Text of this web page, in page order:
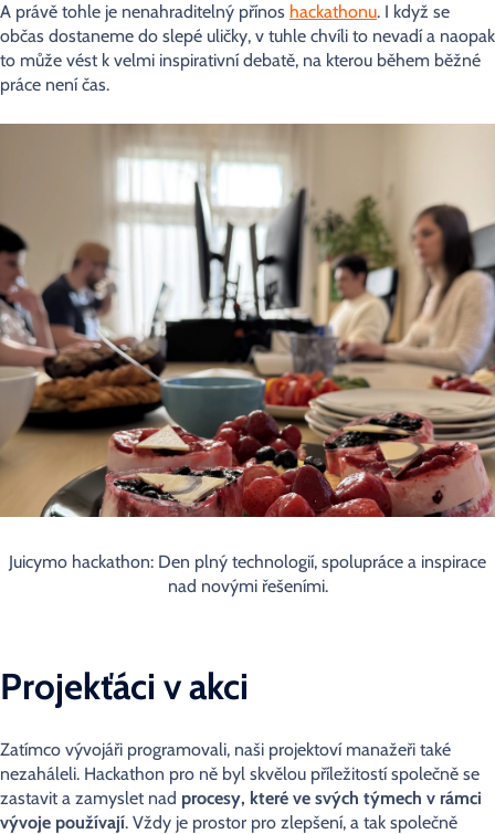
A právě tohle je nenahraditelný přínos hackathonu. I když se
občas dostaneme do slepé uličky, v tuhle chvíli to nevadí a naopak
to může vést k velmi inspirativní debatě, na kterou během běžné
práce není čas.
Juicymo hackathon: Den plný technologií, spolupráce a inspirace
nad novými řešeními.
Projekťáci v akci
Zatímco vývojáři programovali, naši projektoví manažeři také
nezaháleli. Hackathon pro ně byl skvělou příležitostí společně se
zastavit a zamyslet nad procesy, které ve svých týmech v rámci
vývoje používají. Vždy je prostor pro zlepšení, a tak společně